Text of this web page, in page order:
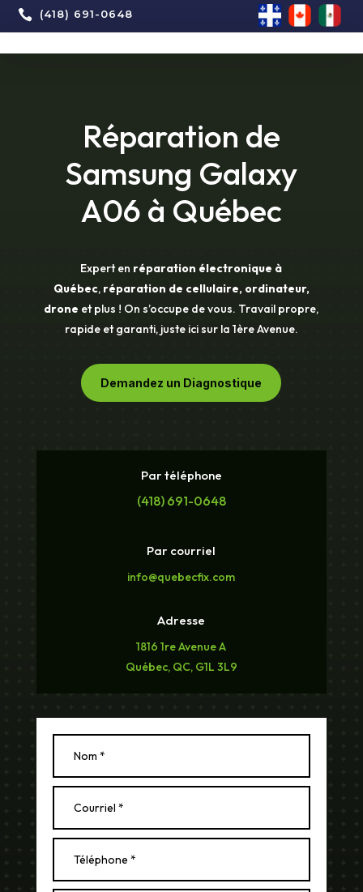
 (418) 691-0648
Réparation de
Samsung Galaxy
A06 à Québec
Expert en réparation électronique à
Québec, réparation de cellulaire, ordinateur,
drone et plus ! On s’occupe de vous. Travail propre,
rapide et garanti, juste ici sur la 1ère Avenue.
Demandez un Diagnostique
Par téléphone
(418) 691-0648
Par courriel
info@quebecfix.com
Adresse
1816 1re Avenue A
Québec, QC, G1L 3L9